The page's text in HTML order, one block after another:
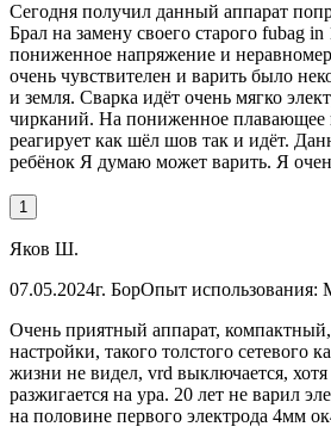
Сегодня получил данный аппарат
Брал на замену своего старого fubag
пониженное напряжение и
очень чувствителен и варить было
и земля. Сварка идёт очень мягко
чирканий. На пониженное плавающее
реагирует как шёл шов так и идёт.
ребёнок Я думаю может варить. Я
1
Яков Ш.
07.05.2024г. БорОпыт использования:
Очень приятный аппарат,
настройки, такого толстого сетевого
жизни не видел, vrd выключается, хотя
разжигается на ура. 20 лет не варил
на половине первого электрода 4мм